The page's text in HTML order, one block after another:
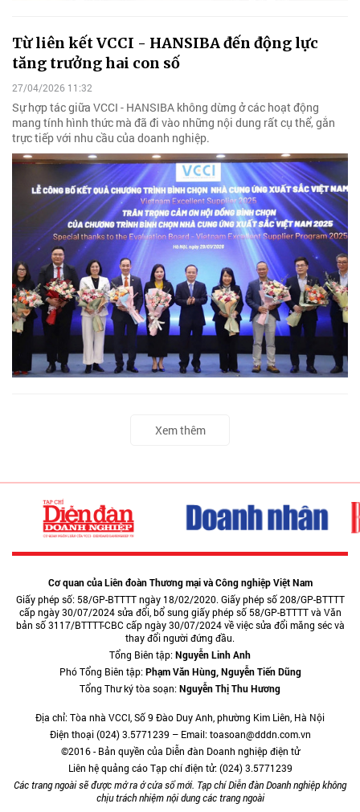
Từ liên kết VCCI - HANSIBA đến động lực
tăng trưởng hai con số
27/04/2026 11:32
Sự hợp tác giữa VCCI - HANSIBA không dừng ở các hoạt động
mang tính hình thức mà đã đi vào những nội dung rất cụ thể, gắn
trực tiếp với nhu cầu của doanh nghiệp.
Xem thêm
Cơ quan của Liên đoàn Thương mại và Công nghiệp Việt Nam
Giấy phép số: 58/GP-BTTTT ngày 18/02/2020. Giấy phép số 208/GP-BTTTT
cấp ngày 30/07/2024 sửa đổi, bổ sung giấy phép số 58/GP-BTTTT và Văn
bản số 3117/BTTTT-CBC cấp ngày 30/07/2024 về việc sửa đổi măng séc và
thay đổi người đứng đầu.
Tổng Biên tập:Nguyễn Linh Anh
Phó Tổng Biên tập:Phạm Văn Hùng, Nguyễn Tiến Dũng
Tổng Thư ký tòa soạn:Nguyễn Thị Thu Hương
Địa chỉ: Tòa nhà VCCI, Số 9 Đào Duy Anh, phường Kim Liên, Hà Nội
Điện thoại (024) 3.5771239 – Email: toasoan@dddn.com.vn
©2016 - Bản quyền của Diễn đàn Doanh nghiệp điện tử
Liên hệ quảng cáo Tạp chí điện tử: (024) 3.5771239
Các trang ngoài sẽ được mở ra ở cửa sổ mới. Tạp chí Diễn đàn Doanh nghiệp không
chịu trách nhiệm nội dung các trang ngoài